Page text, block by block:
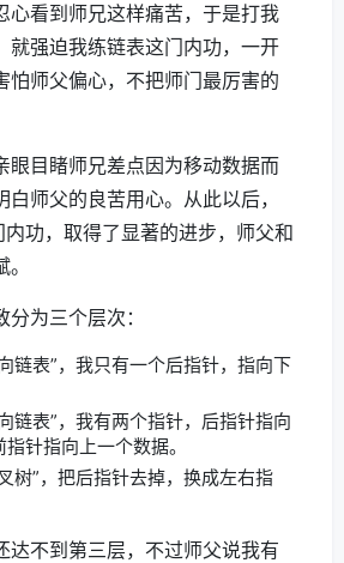
心看到师兄这样痛苦，于是打我
就强迫我练链表这门内功，一开
怕师父偏心，不把师门最厉害的
眼目睹师兄差点因为移动数据而
师父的良苦用心。从此以后，
内功，取得了显著的进步，师父和
为三个层次：
链表”，我只有一个后指针，指向下
链表”，我有两个指针，后指针指向
针指向上一个数据。
树”，把后指针去掉，换成左右指
达不到第三层，不过师父说我有